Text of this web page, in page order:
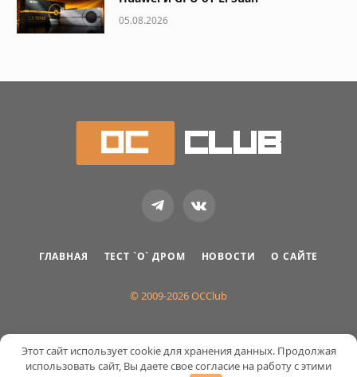
05.08.2026
TelegramVKontakte
ГЛАВНАЯ ТЕСТ `О` ДРОМ НОВОСТИ О САЙТЕ
© 2009-2026 OCClub
Этот сайт использует cookie для хранения данных. Продолжая
использовать сайт, Вы даете свое согласие на работу с этими